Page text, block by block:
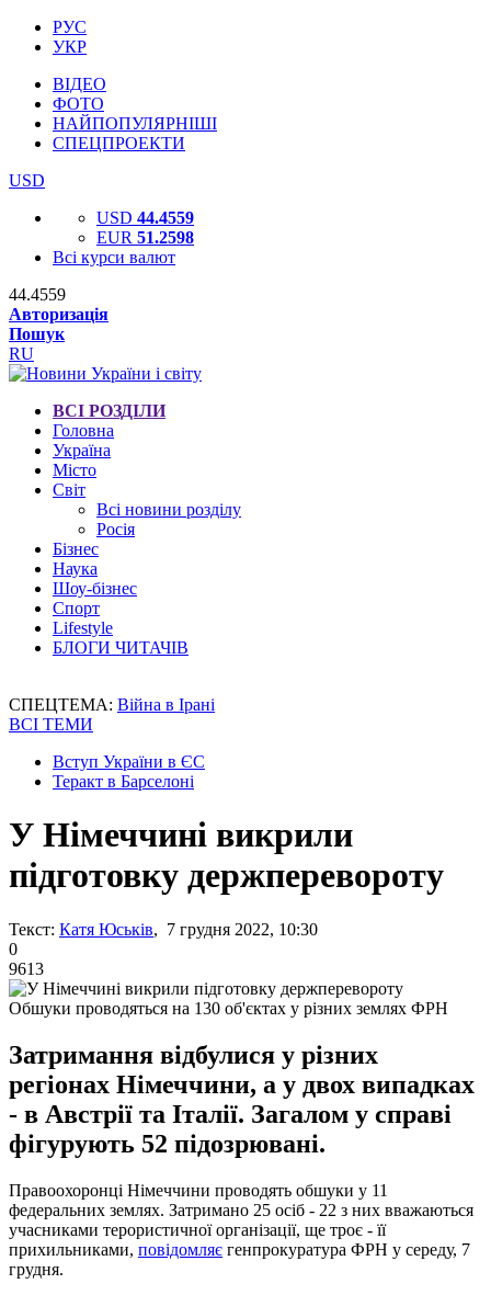
РУС
УКР
ВІДЕО
ФОТО
НАЙПОПУЛЯРНІШІ
СПЕЦПРОЕКТИ
USD
USD 44.4559
EUR 51.2598
Всі курси валют
44.4559
Авторизація
Пошук
RU
ВСІ РОЗДІЛИ
Головна
Україна
Місто
Світ
Всі новини розділу
Росія
Бізнес
Наука
Шоу-бізнес
Спорт
Lifestyle
БЛОГИ ЧИТАЧІВ
СПЕЦТЕМА: Війна в Ірані
ВСІ ТЕМИ
Вступ України в ЄС
Теракт в Барселоні
У Німеччині викрили
підготовку держперевороту
Текст: Катя Юськів, 7 грудня 2022, 10:30
0
9613
Обшуки проводяться на 130 об'єктах у різних землях ФРН
Затримання відбулися у різних
регіонах Німеччини, а у двох випадках
- в Австрії та Італії. Загалом у справі
фігурують 52 підозрювані.
Правоохоронці Німеччини проводять обшуки у 11
федеральних землях. Затримано 25 осіб - 22 з них вважаються
учасниками терористичної організації, ще троє - її
прихильниками, повідомляє генпрокуратура ФРН у середу, 7
грудня.